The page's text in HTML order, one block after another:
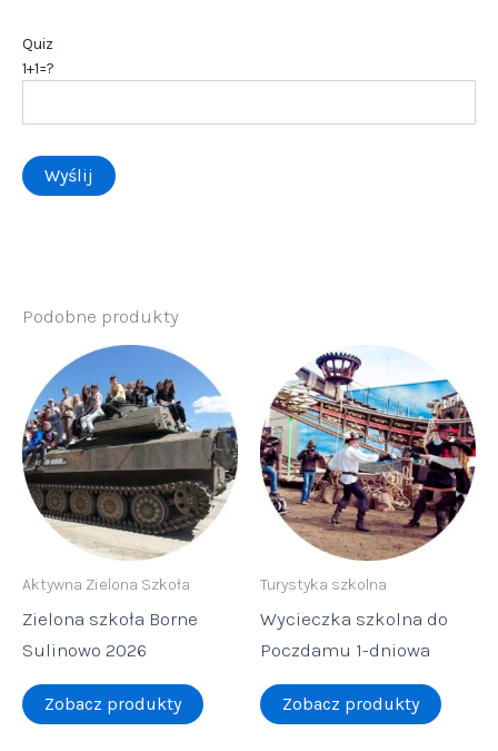
Quiz
1+1=?
Podobne produkty
Aktywna Zielona Szkoła
Zielona szkoła Borne
Sulinowo 2026
Zobacz produkty
Turystyka szkolna
Wycieczka szkolna do
Poczdamu 1-dniowa
Zobacz produkty